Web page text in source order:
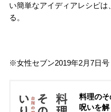
い簡単なアイディアレシピ
る。
※女性セブン2019年2月7日号
料理の
呪いを